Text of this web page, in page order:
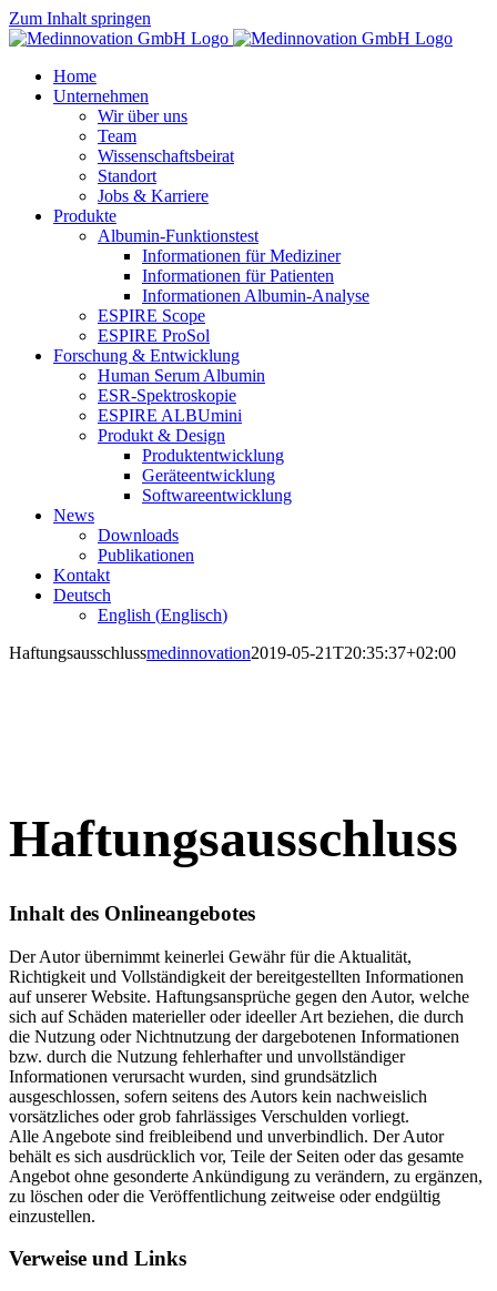
Zum Inhalt springen
Home
Unternehmen
Wir über uns
Team
Wissenschaftsbeirat
Standort
Jobs & Karriere
Produkte
Albumin-Funktionstest
Informationen für Mediziner
Informationen für Patienten
Informationen Albumin-Analyse
ESPIRE Scope
ESPIRE ProSol
Forschung & Entwicklung
Human Serum Albumin
ESR-Spektroskopie
ESPIRE ALBUmini
Produkt & Design
Produktentwicklung
Geräteentwicklung
Softwareentwicklung
News
Downloads
Publikationen
Kontakt
Deutsch
English (Englisch)
Haftungsausschlussmedinnovation2019-05-21T20:35:37+02:00
Haftungsausschluss
Inhalt des Onlineangebotes
Der Autor übernimmt keinerlei Gewähr für die Aktualität,
Richtigkeit und Vollständigkeit der bereitgestellten Informationen
auf unserer Website. Haftungsansprüche gegen den Autor, welche
sich auf Schäden materieller oder ideeller Art beziehen, die durch
die Nutzung oder Nichtnutzung der dargebotenen Informationen
bzw. durch die Nutzung fehlerhafter und unvollständiger
Informationen verursacht wurden, sind grundsätzlich
ausgeschlossen, sofern seitens des Autors kein nachweislich
vorsätzliches oder grob fahrlässiges Verschulden vorliegt.
Alle Angebote sind freibleibend und unverbindlich. Der Autor
behält es sich ausdrücklich vor, Teile der Seiten oder das gesamte
Angebot ohne gesonderte Ankündigung zu verändern, zu ergänzen,
zu löschen oder die Veröffentlichung zeitweise oder endgültig
einzustellen.
Verweise und Links